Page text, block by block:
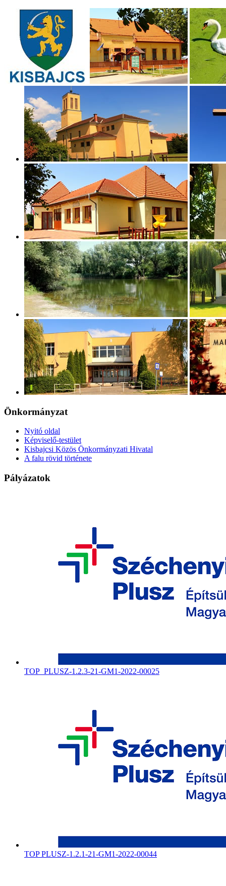
Önkormányzat
Nyitó oldal
Képviselő-testület
Kisbajcsi Közös Önkormányzati Hivatal
A falu rövid története
Pályázatok
TOP_PLUSZ-1.2.3-21-GM1-2022-00025
TOP PLUSZ-1.2.1-21-GM1-2022-00044